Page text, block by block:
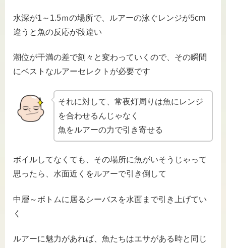
水深が1～1.5ｍの場所で、ルアーの泳ぐレンジが5cm
違うと魚の反応が段違い
潮位が干満の差で刻々と変わっていくので、その瞬間
にベストなルアーセレクトが必要です
それに対して、常夜灯周りは魚にレンジ
を合わせるんじゃなく
魚をルアーの力で引き寄せる
ボイルしてなくても、その場所に魚がいそうじゃって
思ったら、水面近くをルアーで引き倒して
中層～ボトムに居るシーバスを水面まで引き上げてい
く
ルアーに魅力があれば、魚たちはエサがある時と同じ